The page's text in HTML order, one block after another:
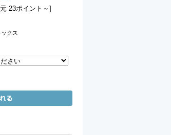
23ポイント～]
クス